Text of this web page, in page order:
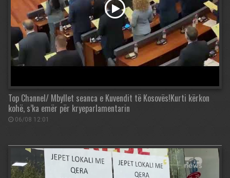
Top Channel/ Mbyllet seanca e Kuvendit të Kosovës!Kurti kërkon
kohë, s’ka emër për kryeparlamentarin
06/08 12:01